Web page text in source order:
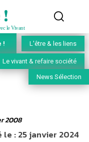
le Vivant
! L'être & les liens
Le vivant & refaire société
News Sélection
2008
le :25 janvier 2024